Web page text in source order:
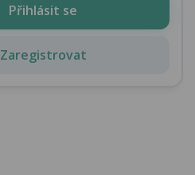
Přihlásit se
Zaregistrovat